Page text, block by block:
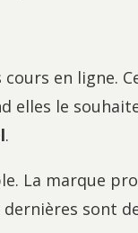
en ligne.
elles le
.
La marque
dernières sont